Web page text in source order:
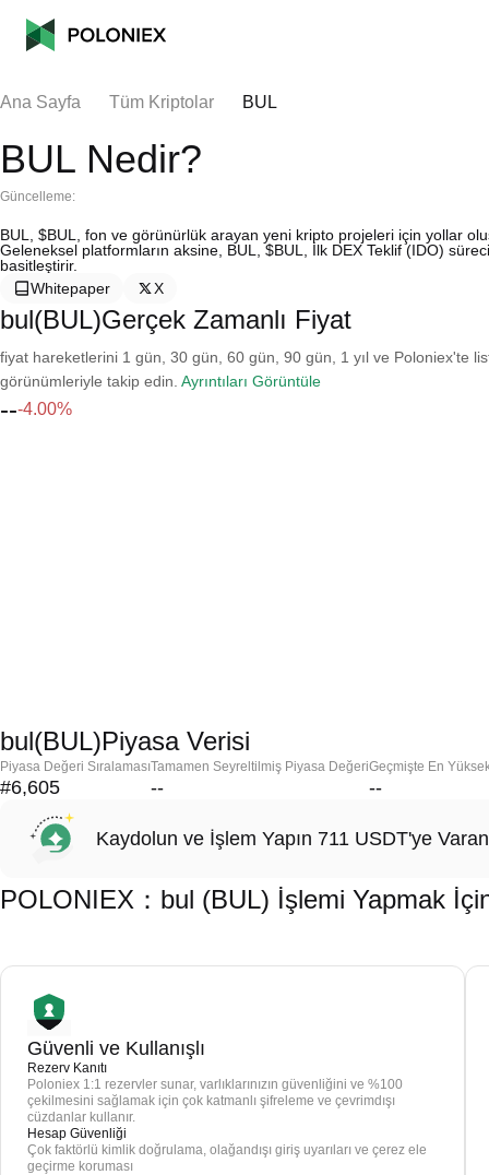
Ana Sayfa Tüm Kriptolar BUL
BUL Nedir?
Güncelleme:
BUL, $BUL, fon ve görünürlük arayan yeni kripto projeleri için yollar
Geleneksel platformların aksine, BUL, $BUL, İlk DEX Teklif (IDO)
basitleştirir.
Whitepaper
X
bul(BUL)Gerçek Zamanlı Fiyat
fiyat hareketlerini 1 gün, 30 gün, 60 gün, 90 gün, 1 yıl ve Poloniex'te
görünümleriyle takip edin. Ayrıntıları Görüntüle
---4.00%
bul(BUL)Piyasa Verisi
Piyasa Değeri Sıralaması
#6,605
Tamamen Seyreltilmiş Piyasa Değeri
--
Geçmişte En
--
Kaydolun ve İşlem Yapın 711 USDT'ye
POLONIEX：bul (BUL) İşlemi Yapmak
Güvenli ve Kullanışlı
Rezerv Kanıtı
Poloniex 1:1 rezervler sunar, varlıklarınızın güvenliğini ve %100
çekilmesini sağlamak için çok katmanlı şifreleme ve çevrimdışı
cüzdanlar kullanır.
Hesap Güvenliği
Çok faktörlü kimlik doğrulama, olağandışı giriş uyarıları ve çerez ele
geçirme koruması